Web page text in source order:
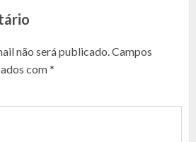
não será publicado.Campos
com*